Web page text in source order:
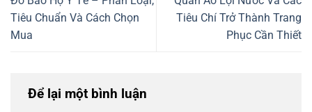
Tiêu Chuẩn Và Cách Chọn
Mua
Tiêu Chí Trở Thành Trang
Phục Cần Thiết
Để lại một bình luận